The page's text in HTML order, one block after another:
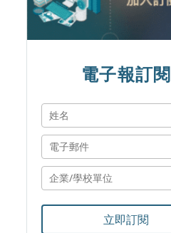
電子報訂閱
立即訂閱